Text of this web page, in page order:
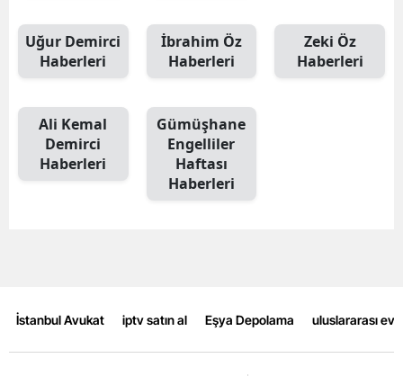
Giresun
Gümüşhane
Hatay
Isparta
Kars
Uğur Demirci
Haberleri
İbrahim Öz
Haberleri
Zeki Öz
Haberleri
Ali Kemal
Demirci
Haberleri
Gümüşhane
Engelliler
Haftası
Haberleri
İstanbul Avukat iptv satın al Eşya Depolama uluslararası